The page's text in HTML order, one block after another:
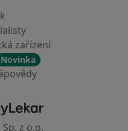
zařízení
Novinka
- Hlavní stránka
z o.o.